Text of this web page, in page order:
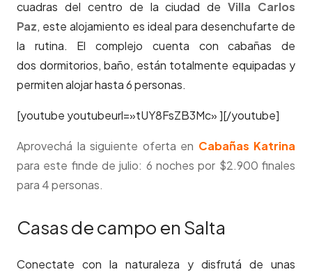
cuadras del centro de la ciudad deVilla Carlos
Paz, este alojamiento es ideal para desenchufarte de
la rutina. El complejo cuenta con cabañas de
dos dormitorios, baño, están totalmente equipadas y
permiten alojar hasta 6 personas.
[youtube youtubeurl=»tUY8FsZB3Mc» ][/youtube]
Aprovechá la siguiente oferta en Cabañas Katrina
para este finde de julio: 6 noches por $2.900 finales
para 4 personas.
Casas de campo en Salta
Conectate con la naturaleza y disfrutá de unas